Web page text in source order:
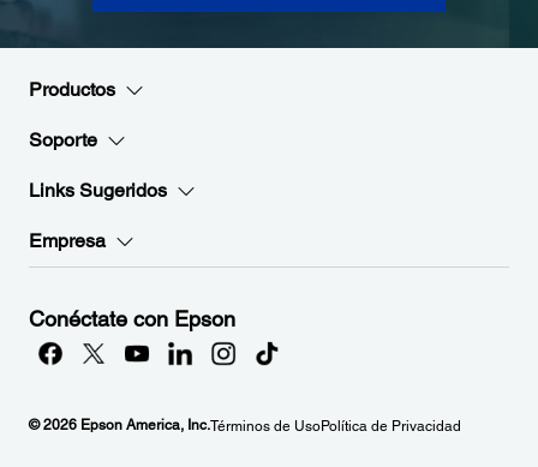
Productos
Soporte
Links Sugeridos
Empresa
Conéctate con Epson
© 2026 Epson America, Inc.Términos de UsoPolítica de Privacidad